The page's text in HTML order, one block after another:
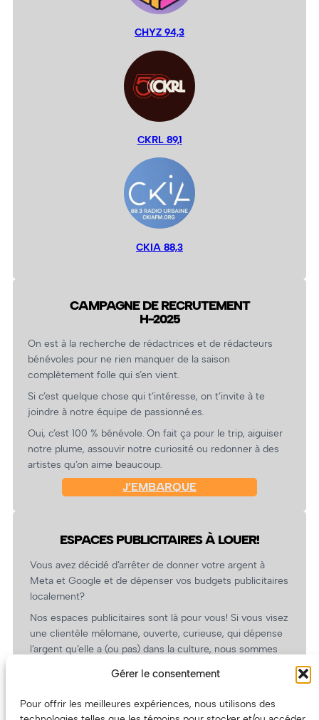
Gérer le consentement
Pour offrir les meilleures expériences, nous utilisons des
CHYZ 94,3
CKRL 89,1
CKIA 88,3
CAMPAGNE DE RECRUTEMENT
H-2025
On est à la recherche de rédactrices et de rédacteurs
bénévoles pour ne rien manquer de la saison
complètement folle qui s’en vient.
Si c’est quelque chose qui t’intéresse, on t’invite à te
joindre à notre équipe de passionné.es.
Oui, c’est 100 % bénévole. On fait ça pour le trip, aiguiser
notre plume, assouvir notre curiosité ou redonner à des
artistes qu’on aime beaucoup.
J’EMBARQUE
ESPACES PUBLICITAIRES À LOUER!
Vous avez décidé d’arrêter de donner votre argent à
Meta et Google et de dépenser vos budgets publicitaires
localement?
Nos espaces publicitaires sont là pour vous! Si vous visez
une clientèle mélomane, ouverte, curieuse, qui dépense
l’argent qu’elle a (ou pas) dans la culture, nous sommes
revient.